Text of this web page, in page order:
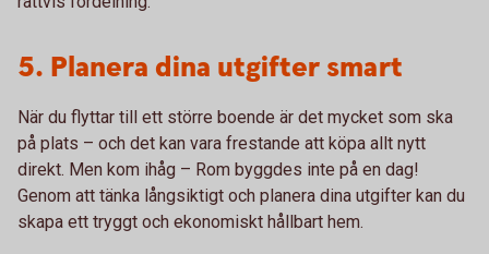
5. Planera dina utgifter smart
När du flyttar till ett större boende är det mycket som ska
på plats – och det kan vara frestande att köpa allt nytt
direkt. Men kom ihåg – Rom byggdes inte på en dag!
Genom att tänka långsiktigt och planera dina utgifter kan du
skapa ett tryggt och ekonomiskt hållbart hem.